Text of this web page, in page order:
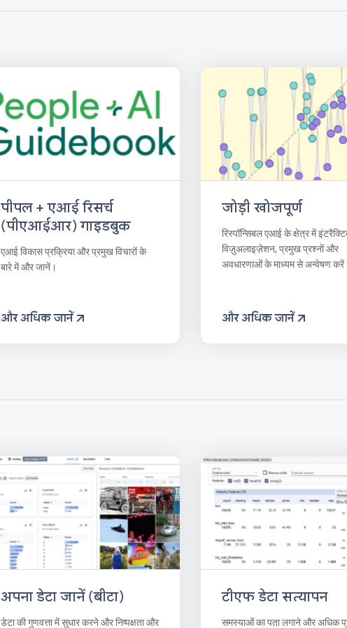
पीपल + एआई रिसर्च
(पीएआईआर) गाइडबुक
एआई विकास प्रक्रिया और प्रमुख विचारों के
बारे में और जानें।
और अधिक जानें
जोड़ी खोजपूर्ण
रिस्पॉन्सिबल एआई के क्षेत्र में
विज़ुअलाइज़ेशन, प्रमुख प्रश्नों और
अवधारणाओं के माध्यम से अन्वेषण
और अधिक जानें
अपना डेटा जानें (बीटा)
डेटा की गुणवत्ता में सुधार करने और निष्पक्षता और
टीएफ डेटा सत्यापन
समस्याओं का पता लगाने और अधिक